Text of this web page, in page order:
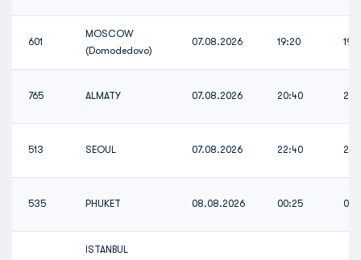
601
MOSCOW
(Domodedovo)
07.08.2026 19:20
765 ALMATY 07.08.2026 20:40
513 SEOUL 07.08.2026 22:40
535 PHUKET 08.08.2026 00:25
ISTANBUL